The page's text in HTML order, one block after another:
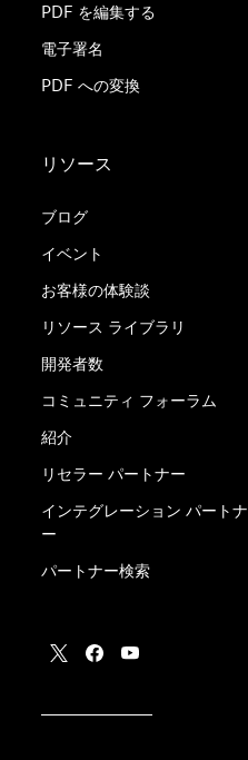
PDF を編集する
電子署名
PDF への変換
リソース
ブログ
イベント
お客様の体験談
リソース ライブラリ
開発者数
コミュニティ フォーラム
紹介
リセラー パートナー
インテグレーション パートナ
ー
パートナー検索